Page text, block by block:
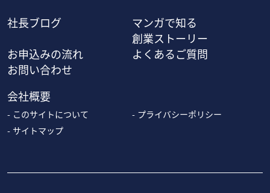
社長ブログ
マンガで知る
創業ストーリー
お申込みの流れ
よくあるご質問
お問い合わせ
会社概要
このサイトについて
プライバシーポリシー
サイトマップ